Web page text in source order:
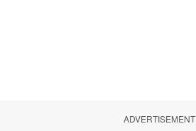
ADVERTISEMENT